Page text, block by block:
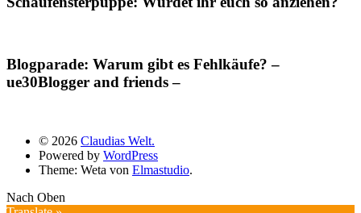
Blogparade: Warum gibt es Fehlkäufe? –
ue30Blogger and friends –
© 2026 Claudias Welt.
Powered by WordPress
Theme: Weta von Elmastudio.
Nach Oben